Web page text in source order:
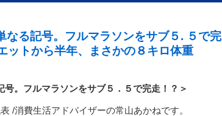
なる記号。フルマラソンをサブ５. ５で完
ットから半年、まさかの８キロ体重
。フルマラソンをサブ５．５で完走！？＞
/消費生活アドバイザーの常山あかねです。